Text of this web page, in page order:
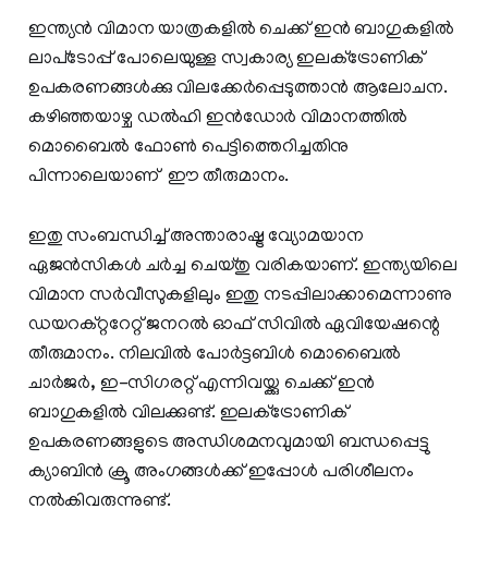
ഇന്ത്യന്‍ വിമാന യാത്രകളില്‍ ചെക്ക് ഇന്‍ ബാഗുകളില്‍
ലാപ്‌ടോപ്പ് പോലെയുള്ള സ്വകാര്യ ഇലക്‌ട്രോണിക്
ഉപകരണങ്ങള്‍ക്കു വിലക്കേര്‍പ്പെടുത്താന്‍ ആലോചന.
കഴിഞ്ഞയാഴ്ച ഡല്‍ഹി ഇന്‍ഡോര്‍ വിമാനത്തില്‍
മൊബൈല്‍ ഫോണ്‍ പെട്ടിത്തെറിച്ചതിനു
പിന്നാലെയാണ് ഈ തീരുമാനം.
ഇതു സംബന്ധിച്ച് അന്താരാഷ്ട്ര വ്യോമയാന
ഏജന്‍സികള്‍ ചര്‍ച്ച ചെയ്തു വരികയാണ്. ഇന്ത്യയിലെ
വിമാന സര്‍വീസുകളിലും ഇതു നടപ്പിലാക്കാമെന്നാണു
ഡയറക്റ്ററേറ്റ് ജനറല്‍ ഓഫ് സിവില്‍ ഏവിയേഷന്റെ
തീരുമാനം. നിലവില്‍ പോര്‍ട്ടബിള്‍ മൊബൈല്‍
ചാര്‍ജര്‍, ഇ-സിഗരറ്റ് എന്നിവയ്ക്കു ചെക്ക് ഇന്‍
ബാഗുകളില്‍ വിലക്കുണ്ട്. ഇലക്‌ട്രോണിക്
ഉപകരണങ്ങളുടെ അന്ധിശമനവുമായി ബന്ധപ്പെട്ടു
ക്യാബിന്‍ ക്രൂ അംഗങ്ങള്‍ക്ക് ഇപ്പോള്‍ പരിശീലനം
നല്‍കിവരുന്നുണ്ട്.